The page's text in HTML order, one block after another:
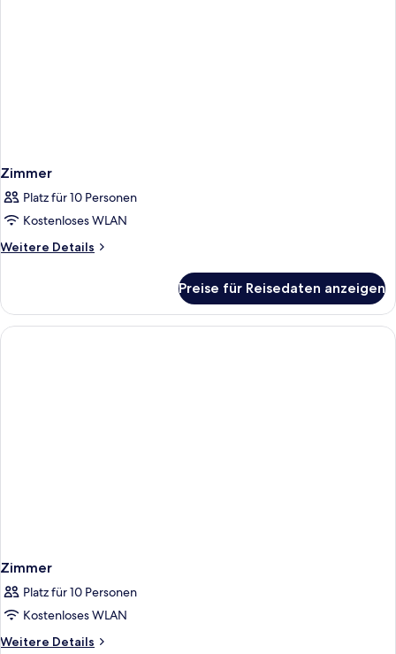
Zimmer
Platz für 10 Personen
Kostenloses WLAN
Weitere Details
Weitere
Preise für Reisedaten anzeigen
Zimmer
Platz für 10 Personen
Kostenloses WLAN
Weitere Details
Weitere